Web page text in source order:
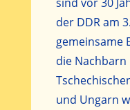
der DDR am
gemeinsame
die
und Ungarn